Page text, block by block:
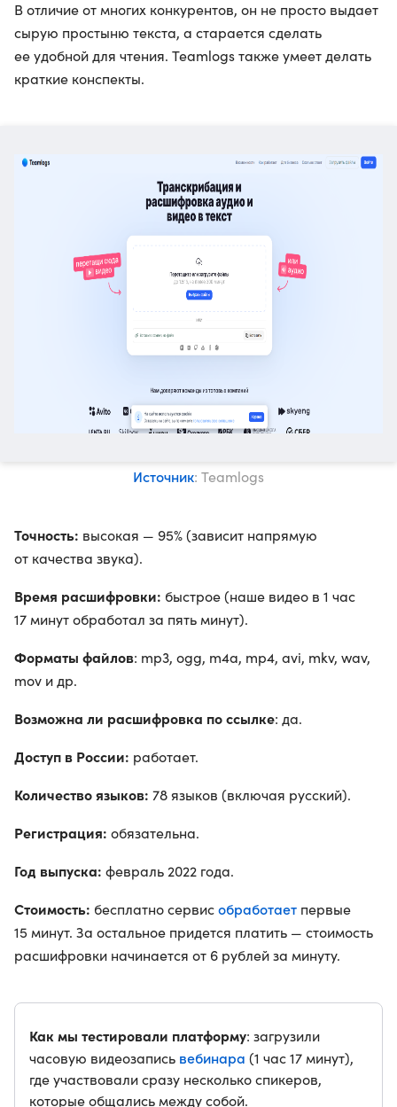
В отличие от многих конкурентов, он не просто выдает
сырую простыню текста, а старается сделать
ее удобной для чтения. Teamlogs также умеет делать
краткие конспекты.
Источник: Teamlogs
Точность: высокая — 95% (зависит напрямую
от качества звука).
Время расшифровки: быстрое (наше видео в 1 час
17 минут обработал за пять минут).
Форматы файлов: mp3, ogg, m4a, mp4, avi, mkv, wav,
mov и др.
Возможна ли расшифровка по ссылке: да.
Доступ в России: работает.
Количество языков: 78 языков (включая русский).
Регистрация: обязательна.
Год выпуска: февраль 2022 года.
Стоимость: бесплатно сервисобработает первые
15 минут. За остальное придется платить — стоимость
расшифровки начинается от 6 рублей за минуту.
Как мы тестировали платформу: загрузили
часовую видеозапись вебинара (1 час 17 минут),
где участвовали сразу несколько спикеров,
которые общались между собой.